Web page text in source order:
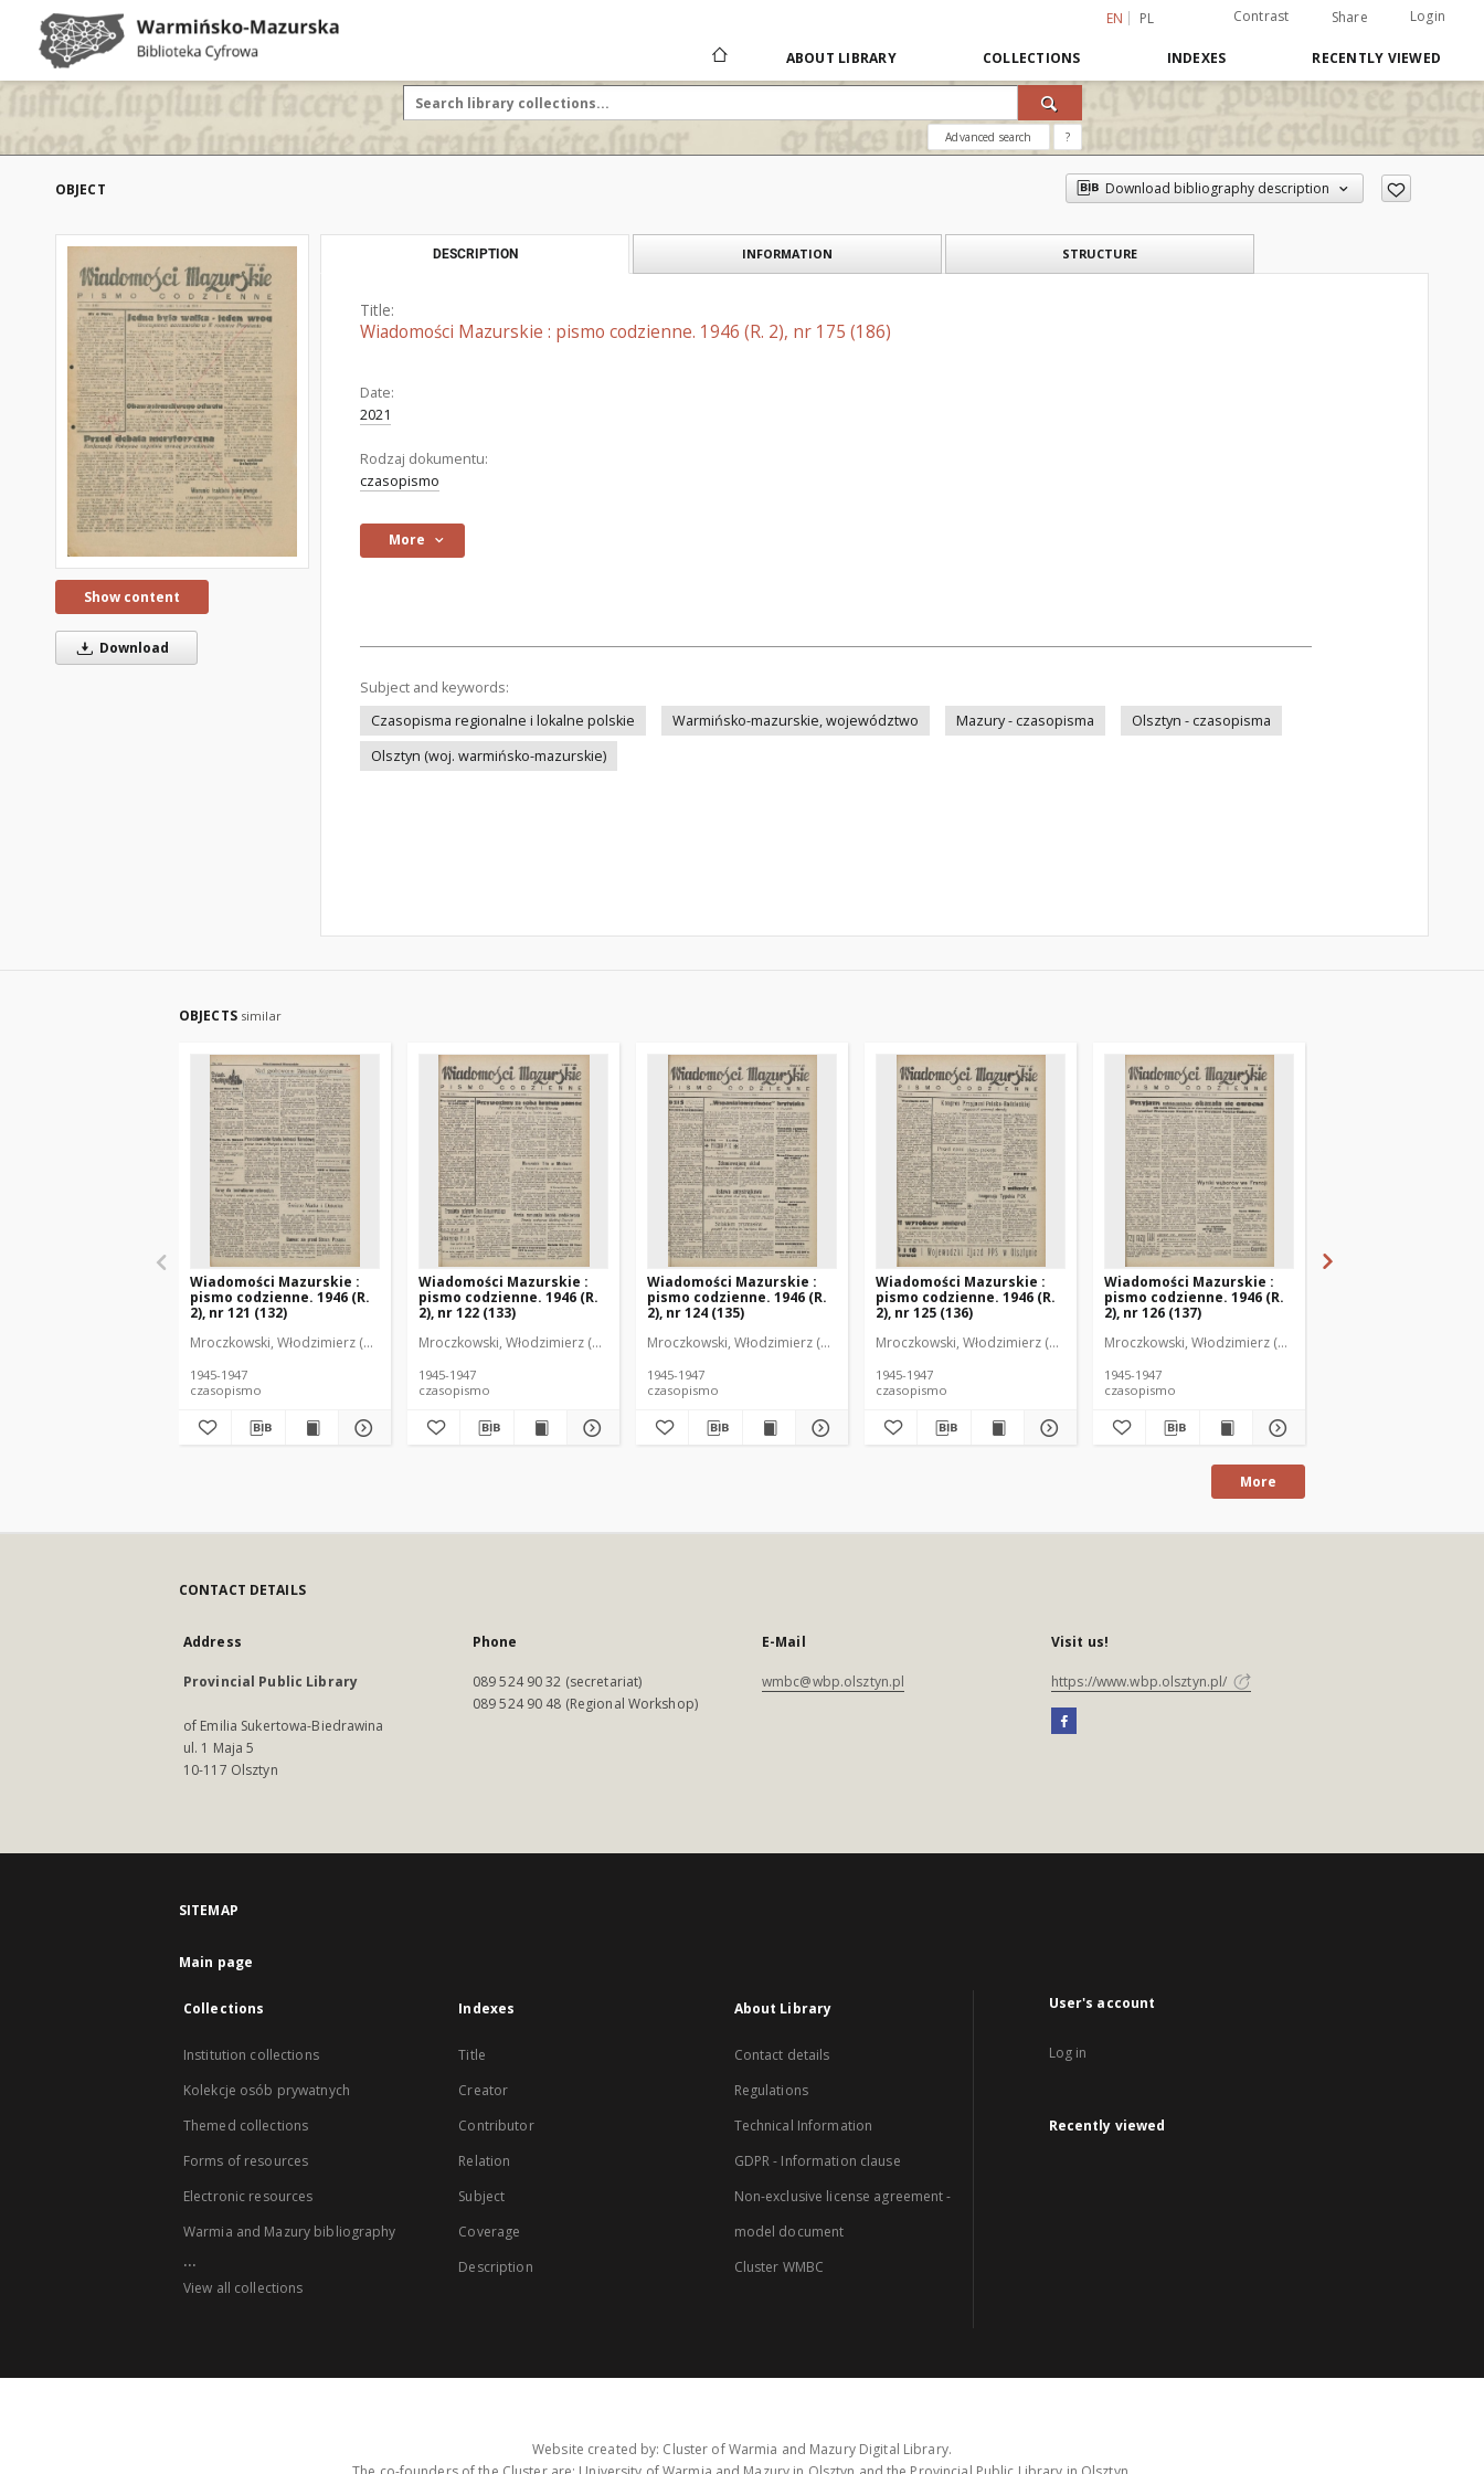
EN PL Contrast Share Login
ABOUT LIBRARY COLLECTIONS INDEXES RECENTLY VIEWED
Advanced search ?
OBJECT Download bibliography description
Show content
Download
DESCRIPTION INFORMATION STRUCTURE
Title:
Wiadomości Mazurskie : pismo codzienne. 1946 (R. 2), nr 175 (186)
Date:
2021
Rodzaj dokumentu:
czasopismo
More
Subject and keywords:
Czasopisma regionalne i lokalne polskie
Warmińsko-mazurskie, województwo Mazury - czasopisma
Olsztyn - czasopisma
Olsztyn (woj. warmińsko-mazurskie)
OBJECTS similar
Wiadomości Mazurskie :
pismo codzienne. 1946 (R.
2), nr 121 (132)
Mroczkowski, Włodzimierz (1902-1971). Redaktor
1945-1947
czasopismo
Wiadomości Mazurskie :
pismo codzienne. 1946 (R.
2), nr 122 (133)
Mroczkowski, Włodzimierz (1902-1971). Redaktor
1945-1947
czasopismo
Wiadomości Mazurskie :
pismo codzienne. 1946 (R.
2), nr 124 (135)
Mroczkowski, Włodzimierz (1902-1971). Redaktor
1945-1947
czasopismo
Wiadomości Mazurskie :
pismo codzienne. 1946 (R.
2), nr 125 (136)
Mroczkowski, Włodzimierz (1902-1971). Redaktor
1945-1947
czasopismo
Wiadomości Mazurskie :
pismo codzienne. 1946 (R.
2), nr 126 (137)
Mroczkowski, Włodzimierz (1902-1971). Redaktor
1945-1947
czasopismo
More
CONTACT DETAILS
Address
Provincial Public Library
of Emilia Sukertowa-Biedrawina
ul. 1 Maja 5
10-117 Olsztyn
Phone
089 524 90 32 (secretariat)
089 524 90 48 (Regional Workshop)
E-Mail
wmbc@wbp.olsztyn.pl
Visit us!
https://www.wbp.olsztyn.pl/
SITEMAP
Main page
Collections
Institution collections
Kolekcje osób prywatnych
Themed collections
Forms of resources
Electronic resources
Warmia and Mazury bibliography
...
View all collections
Indexes
Title
Creator
Contributor
Relation
Subject
Coverage
Description
About Library
Contact details
Regulations
Technical Information
GDPR - Information clause
Non-exclusive license agreement -
model document
Cluster WMBC
User's account
Log in
Recently viewed
Website created by: Cluster of Warmia and Mazury Digital Library.